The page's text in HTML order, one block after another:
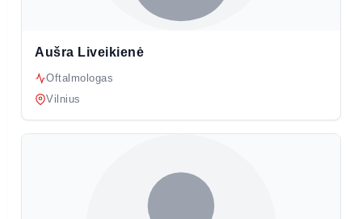
Aušra Liveikienė
Oftalmologas
Vilnius